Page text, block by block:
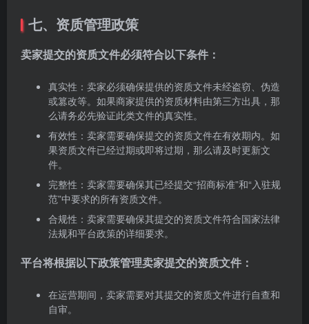
七、资质管理政策
卖家提交的资质文件必须符合以下条件：
真实性：卖家必须确保提供的资质文件未经盗窃、伪造
或篡改等。如果商家提供的资质材料由第三方出具，那
么请务必先验证此类文件的真实性。
有效性：卖家需要确保提交的资质文件在有效期内。如
果资质文件已经过期或即将过期，那么请及时更新文
件。
完整性：卖家需要确保其已经提交“招商标准”和“入驻规
范”中要求的所有资质文件。
合规性：卖家需要确保其提交的资质文件符合国家法律
法规和平台政策的详细要求。
平台将根据以下政策管理卖家提交的资质文件：
在运营期间，卖家需要对其提交的资质文件进行自查和
自审。